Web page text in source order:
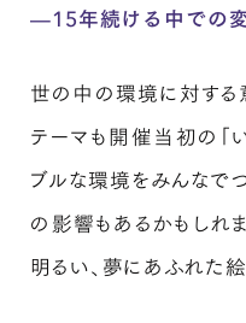
—15年続ける中での
世の中の環境に対する
テーマも開催当初の「
ブルな環境をみんなでつ
の影響もあるかもしれ
明るい、夢にあふれた